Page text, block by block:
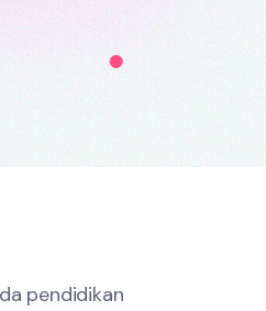
pendidikan